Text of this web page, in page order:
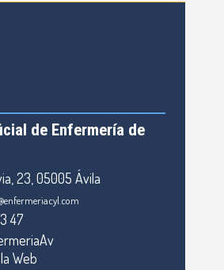
de Enfermería de
23, 05005 Ávila
47
Web